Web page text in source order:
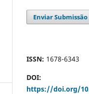
Enviar Submissão
ISSN: 1678-6343
DOI:
https://doi.org/